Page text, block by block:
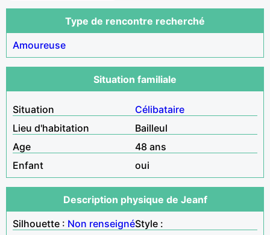
Type de rencontre recherché
Amoureuse
Situation familiale
Situation
Célibataire
Lieu d'habitation
Bailleul
Age
48 ans
Enfant
oui
Description physique de Jeanf
Silhouette : Non renseignéStyle :